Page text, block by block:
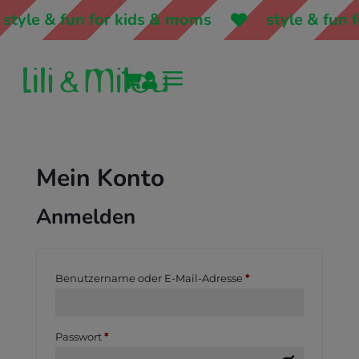
& fun for kids & moms style & fun
a
Mein Konto
Anmelden
Benutzername oder E-Mail-Adresse *Erforderlich
Passwort*Erforderlich